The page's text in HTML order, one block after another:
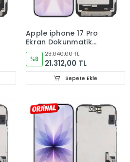
Apple iphone 17 Pro
Ekran Dokunmatik
Cam ORJINAL
%8
23.040,00 TL
21.312,00 TL
Sepete Ekle